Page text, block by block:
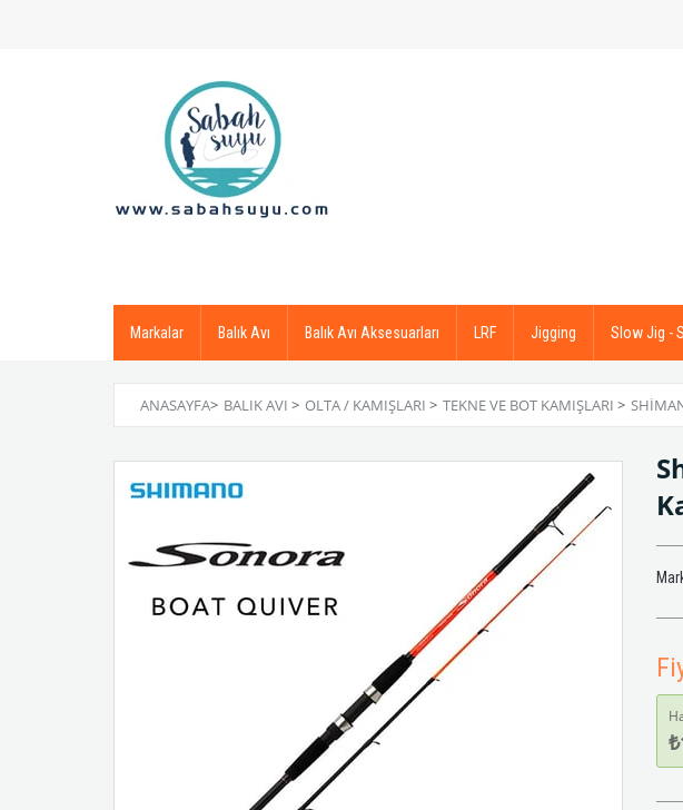
Markalar Balık Avı Balık Avı Aksesuarları LRF Jigging Slow Jig -
ANASAYFA> BALIK AVI > OLTA / KAMIŞLARI > TEKNE VE BOT KAMIŞLARI >